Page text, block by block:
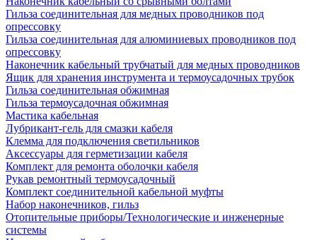
Гильза соединительная для медных проводников под
опрессовку
Гильза соединительная для алюминиевых проводников под
опрессовку
Наконечник кабельный трубчатый для медных проводников
Ящик для хранения инструмента и термоусадочных трубок
Гильза соединительная обжимная
Гильза термоусадочная обжимная
Мастика кабельная
Лубрикант-гель для смазки кабеля
Клемма для подключения светильников
Аксессуары для герметизации кабеля
Комплект для ремонта оболочки кабеля
Рукав ремонтный термоусадочный
Комплект соединительной кабельной муфты
Набор наконечников, гильз
Отопительные приборы/Технологические и инженерные
системы